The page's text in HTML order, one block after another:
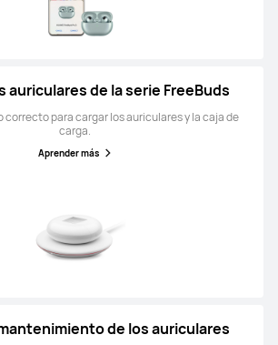
auriculares de la serie FreeBuds
correcto para cargar los auriculares y la caja de
carga.
Aprender más
de los auriculares